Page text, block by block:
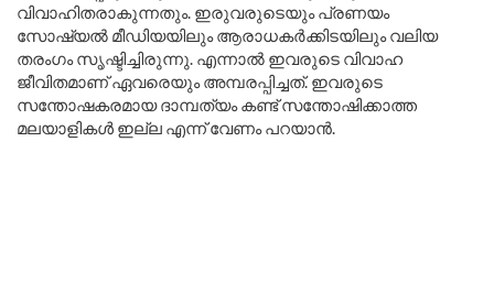
വിവാഹിതരാകുന്നതും. ഇരുവരുടെയും പ്രണയം
സോഷ്യൽ മീഡിയയിലും ആരാധകർക്കിടയിലും വലിയ
തരംഗം സൃഷ്ടിച്ചിരുന്നു. എന്നാൽ ഇവരുടെ വിവാഹ
ജീവിതമാണ് ഏവരെയും അമ്പരപ്പിച്ചത്. ഇവരുടെ
സന്തോഷകരമായ ദാമ്പത്യം കണ്ട് സന്തോഷിക്കാത്ത
മലയാളികൾ ഇല്ല എന്ന് വേണം പറയാൻ.